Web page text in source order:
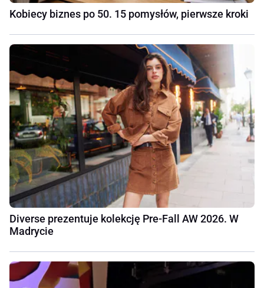
Kobiecy biznes po 50. 15 pomysłów, pierwsze kroki
Diverse prezentuje kolekcję Pre-Fall AW 2026. W
Madrycie